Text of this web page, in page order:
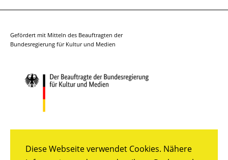
Diese Webseite verwendet Cookies. Nähere
auf
auf
auf
Gefördert mit Mitteln des Beauftragten der
Bundesregierung für Kultur und Medien